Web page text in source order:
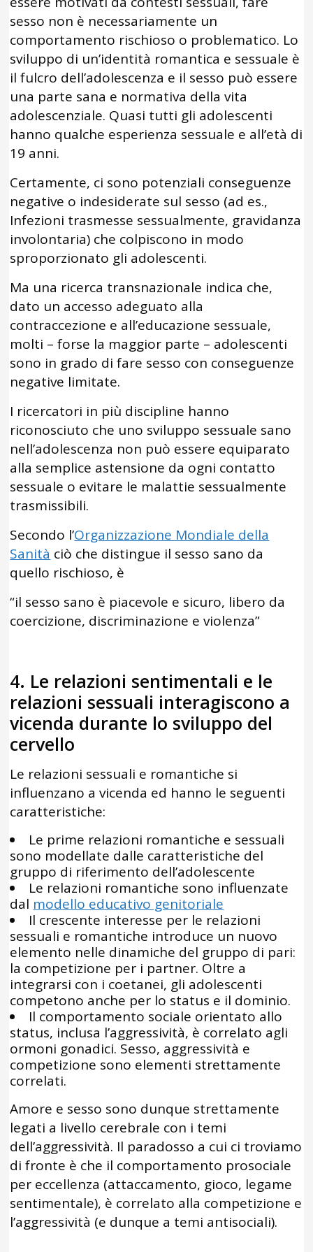
sesso non è necessariamente un
comportamento rischioso o problematico. Lo
sviluppo di un’identità romantica e sessuale è
il fulcro dell’adolescenza e il sesso può essere
una parte sana e normativa della vita
adolescenziale. Quasi tutti gli adolescenti
hanno qualche esperienza sessuale e all’età di
19 anni.
Certamente, ci sono potenziali conseguenze
negative o indesiderate sul sesso (ad es.,
Infezioni trasmesse sessualmente, gravidanza
involontaria) che colpiscono in modo
sproporzionato gli adolescenti.
Ma una ricerca transnazionale indica che,
dato un accesso adeguato alla
contraccezione e all’educazione sessuale,
molti – forse la maggior parte – adolescenti
sono in grado di fare sesso con conseguenze
negative limitate.
I ricercatori in più discipline hanno
riconosciuto che uno sviluppo sessuale sano
nell’adolescenza non può essere equiparato
alla semplice astensione da ogni contatto
sessuale o evitare le malattie sessualmente
trasmissibili.
Secondo l’Organizzazione Mondiale della
Sanità ciò che distingue il sesso sano da
quello rischioso, è
“il sesso sano è piacevole e sicuro, libero da
coercizione, discriminazione e violenza”
4. Le relazioni sentimentali e le
relazioni sessuali interagiscono a
vicenda durante lo sviluppo del
cervello
Le relazioni sessuali e romantiche si
influenzano a vicenda ed hanno le seguenti
caratteristiche:
Le prime relazioni romantiche e sessuali
sono modellate dalle caratteristiche del
gruppo di riferimento dell’adolescente
Le relazioni romantiche sono influenzate
dal modello educativo genitoriale
Il crescente interesse per le relazioni
sessuali e romantiche introduce un nuovo
elemento nelle dinamiche del gruppo di pari:
la competizione per i partner. Oltre a
integrarsi con i coetanei, gli adolescenti
competono anche per lo status e il dominio.
Il comportamento sociale orientato allo
status, inclusa l’aggressività, è correlato agli
ormoni gonadici. Sesso, aggressività e
competizione sono elementi strettamente
correlati.
Amore e sesso sono dunque strettamente
legati a livello cerebrale con i temi
dell’aggressività. Il paradosso a cui ci troviamo
di fronte è che il comportamento prosociale
per eccellenza (attaccamento, gioco, legame
sentimentale), è correlato alla competizione e
l’aggressività (e dunque a temi antisociali).